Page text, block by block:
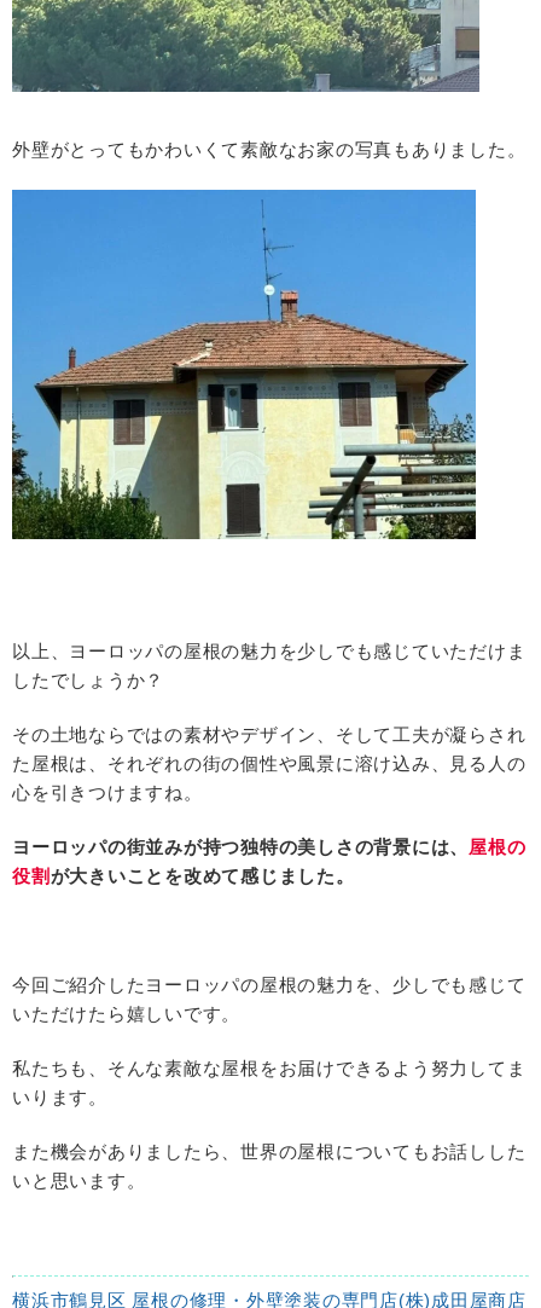
外壁がとってもかわいくて素敵なお家の写真もありました。
以上、ヨーロッパの屋根の魅力を少しでも感じていただけま
したでしょうか？
その土地ならではの素材やデザイン、そして工夫が凝らされ
た屋根は、それぞれの街の個性や風景に溶け込み、見る人の
心を引きつけますね。
ヨーロッパの街並みが持つ独特の美しさの背景には、 屋根の
役割が大きいことを改めて感じました。
今回ご紹介したヨーロッパの屋根の魅力を、少しでも感じて
いただけたら嬉しいです。
私たちも、そんな素敵な屋根をお届けできるよう努力してま
いります。
また機会がありましたら、世界の屋根についてもお話しした
いと思います。
横浜市鶴見区 屋根の修理・外壁塗装の専門店(株)成田屋商店